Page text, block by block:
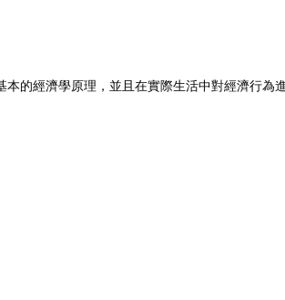
的經濟學原理，並且在實際生活中對經濟行為